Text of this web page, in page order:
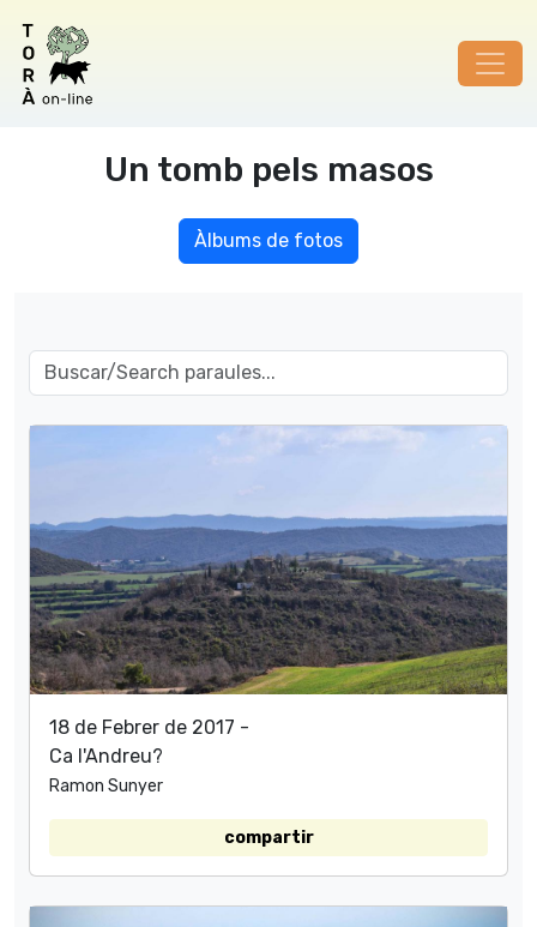
Un tomb pels masos
Àlbums de fotos
18 de Febrer de 2017 -
Ca l'Andreu?
Ramon Sunyer
compartir